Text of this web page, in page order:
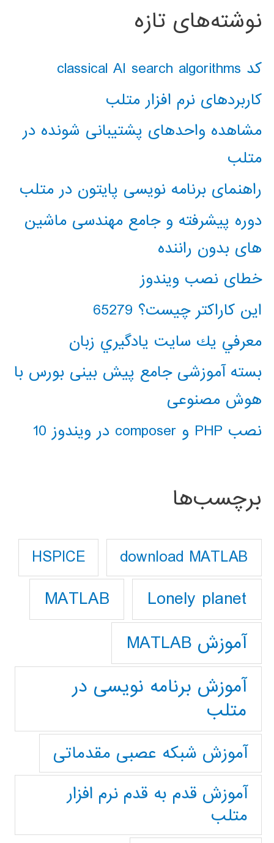
نوشته‌های تازه
کد classical AI search algorithms
کاربردهای نرم افزار متلب
مشاهده واحدهای پشتیبانی شونده در
متلب
راهنمای برنامه نویسی پایتون در متلب
دوره پیشرفته و جامع مهندسی ماشین
های بدون راننده
خطای نصب ویندوز
این کاراکتر چیست؟ 65279
معرفي يك سايت يادگيري زبان
بسته آموزشی جامع پیش بینی بورس با
هوش مصنوعی
نصب PHP و composer در ویندوز 10
برچسب‌ها
download MATLAB
HSPICE
Lonely planet
MATLAB
آموزش MATLAB
آموزش برنامه نویسی در
متلب
آموزش شبکه عصبی مقدماتی
آموزش قدم به قدم نرم افزار
متلب